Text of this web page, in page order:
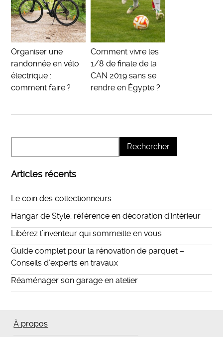
Organiser une
randonnée en vélo
électrique :
comment faire ?
Comment vivre les
1/8 de finale de la
CAN 2019 sans se
rendre en Égypte ?
Articles récents
Le coin des collectionneurs
Hangar de Style, référence en décoration d’intérieur
Libérez l’inventeur qui sommeille en vous
Guide complet pour la rénovation de parquet –
Conseils d’experts en travaux
Réaménager son garage en atelier
À propos